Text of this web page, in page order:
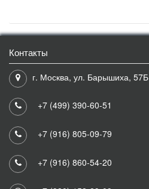
Контакты
г. Москва, ул. Барышиха, 57Б
+7 (499) 390-60-51
+7 (916) 805-09-79
+7 (916) 860-54-20